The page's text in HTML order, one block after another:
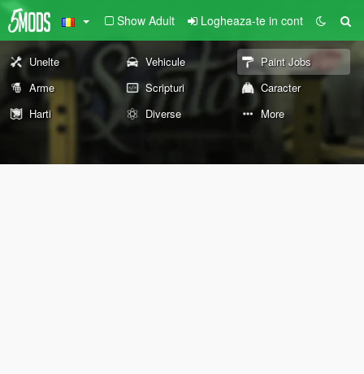
Show Adult Logheaza-te in cont
Unelte Vehicule
Paint Jobs
Arme
Scripturi
Caracter
Harti
Diverse More